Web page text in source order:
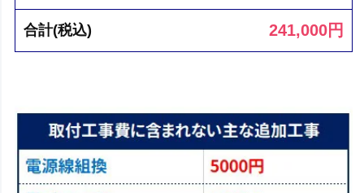
合計(税込) 241,000円